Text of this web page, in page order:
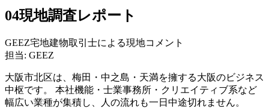
04現地調査レポート
GEEZ宅地建物取引士による現地コメント
担当: GEEZ
大阪市北区は、梅田・中之島・天満を擁する大阪のビジネス
中枢です。 本社機能・士業事務所・クリエイティブ系など
幅広い業種が集積し、人の流れも一日中途切れません。